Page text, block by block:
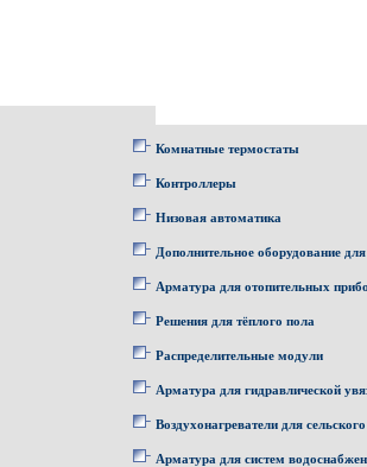
Комнатные термостаты
Контроллеры
Низовая автоматика
Дополнительное оборудование
Арматура для отопительных
Решения для тёплого пола
Распределительные модули
Арматура для гидравлической
Воздухонагреватели для
Арматура для систем